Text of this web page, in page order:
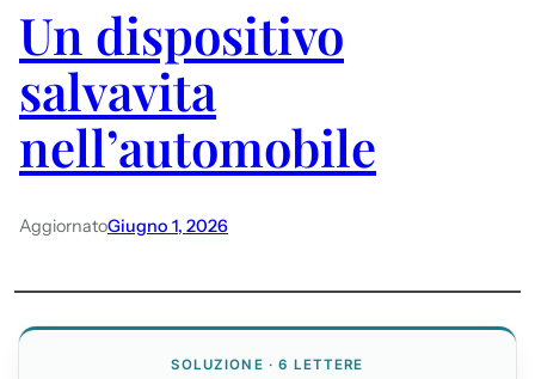
Un dispositivo
salvavita
nell’automobile
AggiornatoGiugno 1, 2026
SOLUZIONE · 6 LETTERE